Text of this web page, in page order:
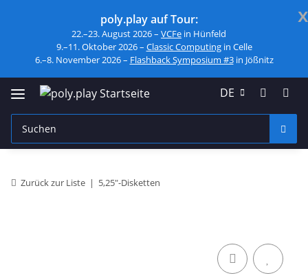
x
poly.play auf Tour:
22.–23. August 2026 – VCFe in Hünfeld
9.–11. Oktober 2026 – Classic Computingin Celle
6.–8. November 2026 – Flashback Symposium #3in Jößnitz
DE
Zurück zur Liste 5,25"-Disketten